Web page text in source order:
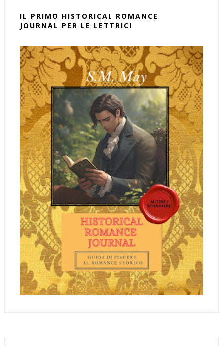
IL PRIMO HISTORICAL ROMANCE
JOURNAL PER LE LETTRICI